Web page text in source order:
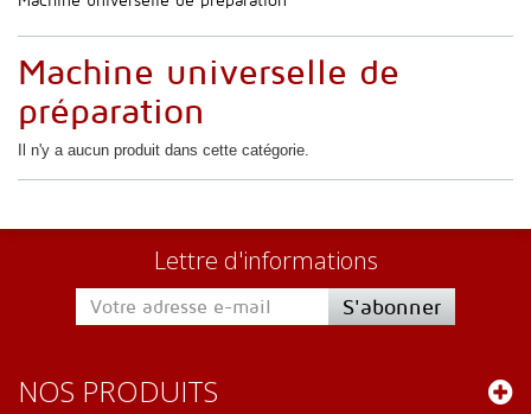
Machine universelle de
préparation
Il n'y a aucun produit dans cette catégorie.
Lettre d'informations
S'abonner
NOS PRODUITS